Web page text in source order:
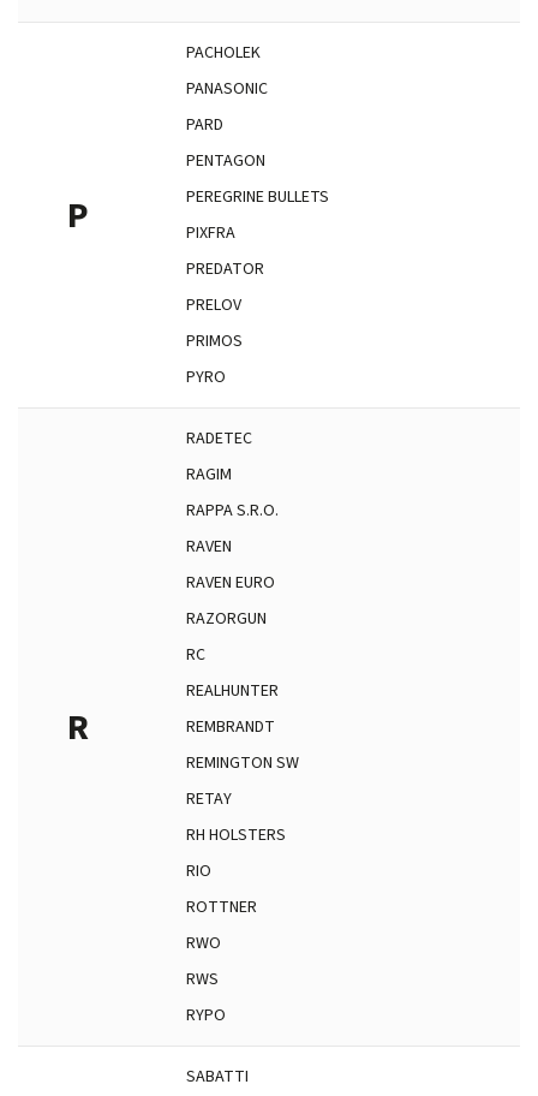
P
PACHOLEK
PANASONIC
PARD
PENTAGON
PEREGRINE BULLETS
PIXFRA
PREDATOR
PRELOV
PRIMOS
PYRO
R
RADETEC
RAGIM
RAPPA S.R.O.
RAVEN
RAVEN EURO
RAZORGUN
RC
REALHUNTER
REMBRANDT
REMINGTON SW
RETAY
RH HOLSTERS
RIO
ROTTNER
RWO
RWS
RYPO
SABATTI